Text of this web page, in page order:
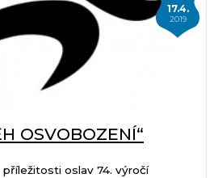
17.4.
2019
OSVOBOZENÍ“
oslav 74. výročí